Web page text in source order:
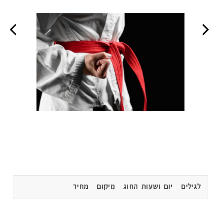
לגילים יום ושעות החוג מיקום מחיר